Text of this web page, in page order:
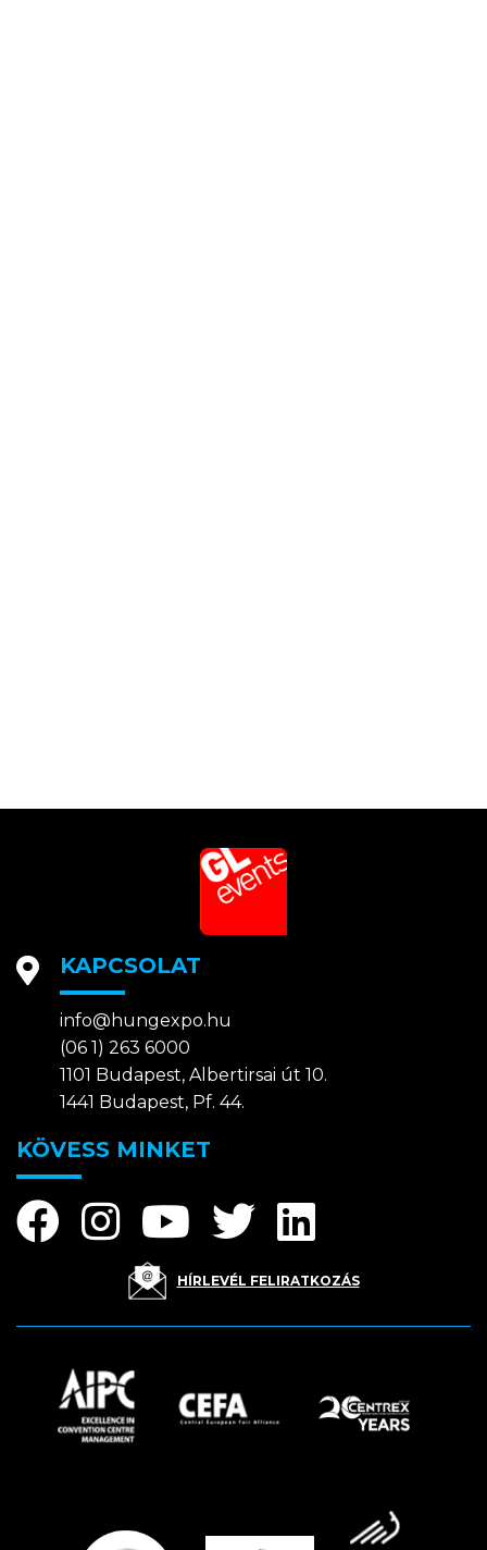
KAPCSOLAT
info@hungexpo.hu
(06 1) 263 6000
1101 Budapest, Albertirsai út 10.
1441 Budapest, Pf. 44.
KÖVESS MINKET
HÍRLEVÉL FELIRATKOZÁS